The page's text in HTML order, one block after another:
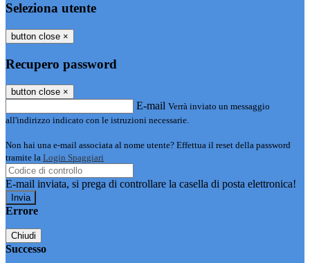
Seleziona utente
button close ×
Recupero password
button close ×
E-mail Verrà inviato un messaggio
all'indirizzo indicato con le istruzioni necessarie.
Non hai una e-mail associata al nome utente? Effettua il reset della password
tramite la Login Spaggiari
E-mail inviata, si prega di controllare la casella di posta elettronica!
Errore
Chiudi
Successo